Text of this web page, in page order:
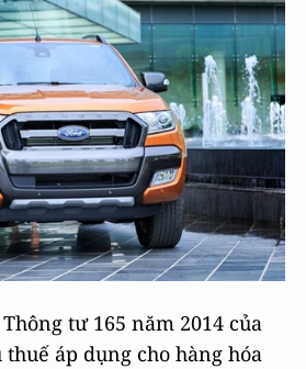
tư 165 năm 2014 của
áp dụng cho hàng hóa